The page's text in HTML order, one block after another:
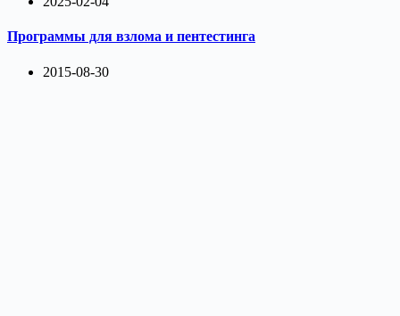
Программы для взлома и пентестинга
2015-08-30